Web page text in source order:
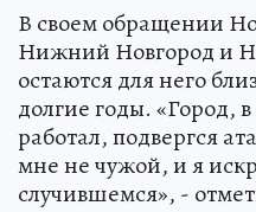
В своем обращении
Нижний Новгород и
остаются для него
долгие годы. «Город,
работал, подвергся
мне не чужой, и я
случившемся», -